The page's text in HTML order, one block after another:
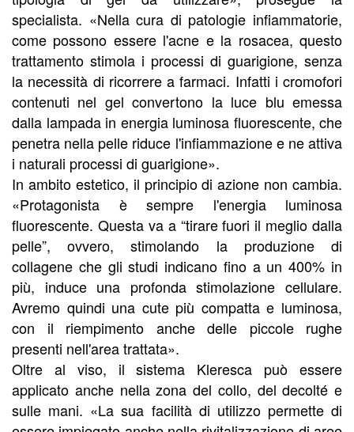
specialista. «Nella cura di patologie infiammatorie,
come possono essere l'acne e la rosacea, questo
trattamento stimola i processi di guarigione, senza
la necessità di ricorrere a farmaci. Infatti i cromofori
contenuti nel gel convertono la luce blu emessa
dalla lampada in energia luminosa fluorescente, che
penetra nella pelle riduce l'infiammazione e ne attiva
i naturali processi di guarigione».
In ambito estetico, il principio di azione non cambia.
«Protagonista è sempre l'energia luminosa
fluorescente. Questa va a “tirare fuori il meglio dalla
pelle”, ovvero, stimolando la produzione di
collagene che gli studi indicano fino a un 400% in
più, induce una profonda stimolazione cellulare.
Avremo quindi una cute più compatta e luminosa,
con il riempimento anche delle piccole rughe
presenti nell'area trattata».
Oltre al viso, il sistema Kleresca può essere
applicato anche nella zona del collo, del decolté e
sulle mani. «La sua facilità di utilizzo permette di